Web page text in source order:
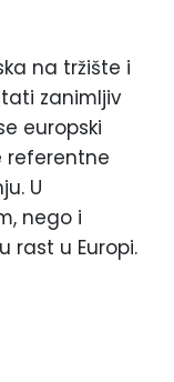
na tržište i
zanimljiv
europski
referentne
U
nego i
rast u Europi.